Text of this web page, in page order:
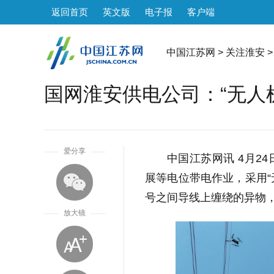
返回首页 英文版 电子报 客户端
中国江苏网 > 关注淮安
国网淮安供电公司：“无
爱分享
放大镜
中国江苏网讯 4月24
展等电位带电作业，采用
号之间导线上缠绕的异物